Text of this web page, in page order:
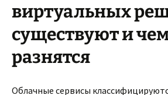
виртуальных
существуют и
разнятся
Облачные сервисы